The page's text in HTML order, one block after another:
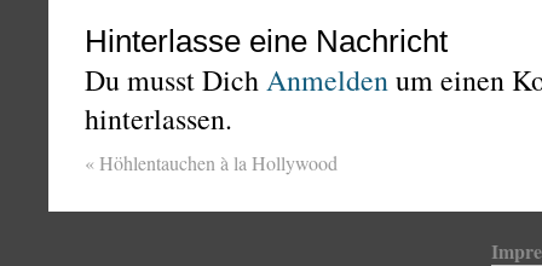
Hinterlasse eine Nachricht
Du musst DichAnmeldenum einen
hinterlassen.
«Höhlentauchen à la Hollywood